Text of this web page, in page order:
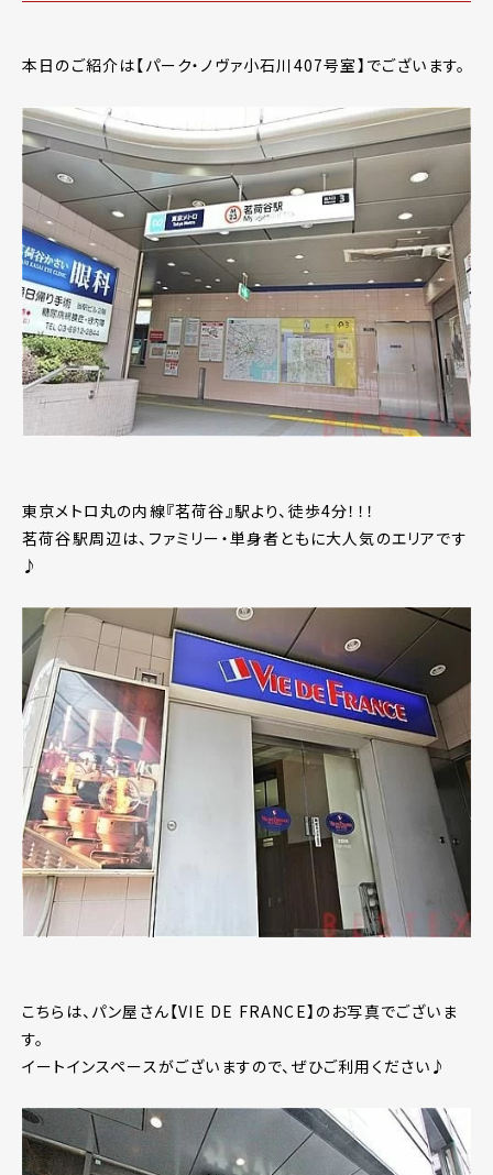
本日のご紹介は【パーク・ノヴァ小石川407号室】でございます。
東京メトロ丸の内線『茗荷谷』駅より、徒歩4分！！！
茗荷谷駅周辺は、ファミリー・単身者ともに大人気のエリアです
♪
こちらは、パン屋さん【VIE DE FRANCE】のお写真でございま
す。
イートインスペースがございますので、ぜひご利用ください♪